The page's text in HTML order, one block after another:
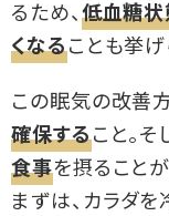
るため、 低血糖状
くなることも挙げ
この眠気の改善
確保すること。そ
食事を摂ることが
まずは、カラダ